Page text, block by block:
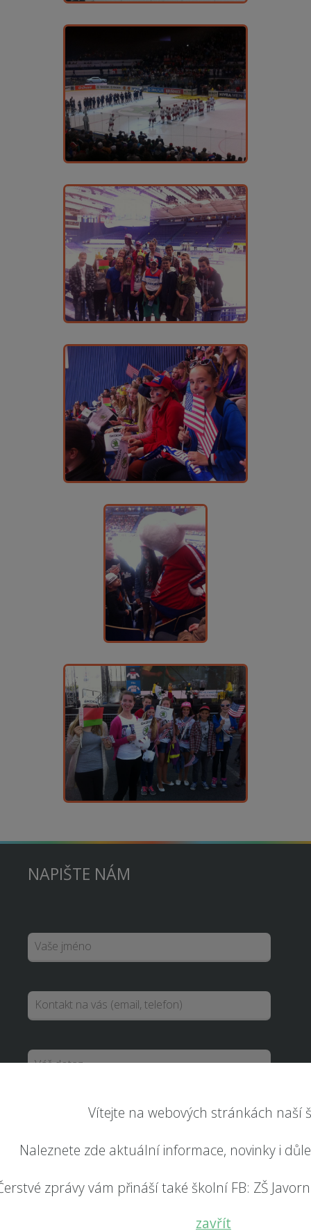
Vítejte na webových stránkách naší
Naleznete zde aktuální informace, novinky i
zprávy vám přináší také školní FB: ZŠ
zavřít
NAPIŠTE NÁM